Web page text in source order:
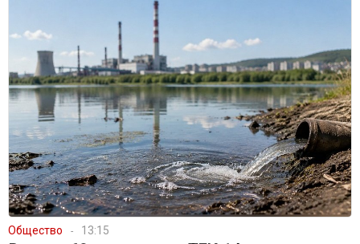
Общество 13:15